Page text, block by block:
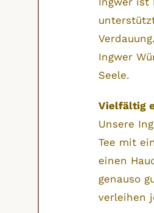
Ingwer
Seele.
Vielfältig
Unsere
Tee mit
einen
genauso
verleihen